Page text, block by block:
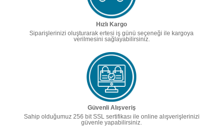
Hızlı Kargo
Siparişlerinizi oluşturarak ertesi iş günü seçeneği ile kargoya
verilmesini sağlayabilirsiniz.
Güvenli Alışveriş
Sahip olduğumuz 256 bit SSL sertifikası ile online alışverişlerinizi
güvenle yapabilirsiniz.